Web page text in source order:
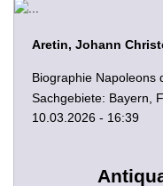
Aretin, Johann
Sachgebiete: Bayern,
10.03.2026 - 16:39